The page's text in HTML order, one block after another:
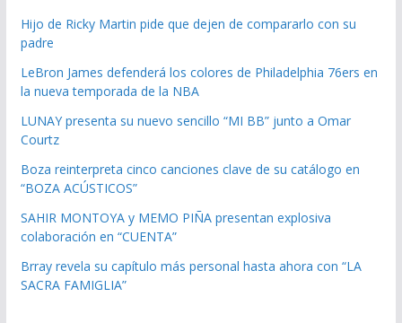
Hijo de Ricky Martin pide que dejen de compararlo con su
padre
LeBron James defenderá los colores de Philadelphia 76ers en
la nueva temporada de la NBA
LUNAY presenta su nuevo sencillo “MI BB” junto a Omar
Courtz
Boza reinterpreta cinco canciones clave de su catálogo en
“BOZA ACÚSTICOS”
SAHIR MONTOYA y MEMO PIÑA presentan explosiva
colaboración en “CUENTA”
Brray revela su capítulo más personal hasta ahora con “LA
SACRA FAMIGLIA”